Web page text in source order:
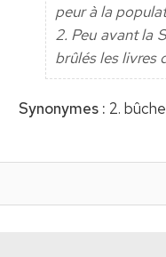
peur à la
2. Peu avant la
brûlés les livres
Synonymes : 2.